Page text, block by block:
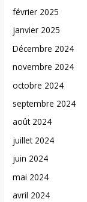
février 2025
janvier 2025
Décembre 2024
novembre 2024
octobre 2024
septembre 2024
août 2024
juillet 2024
juin 2024
mai 2024
avril 2024